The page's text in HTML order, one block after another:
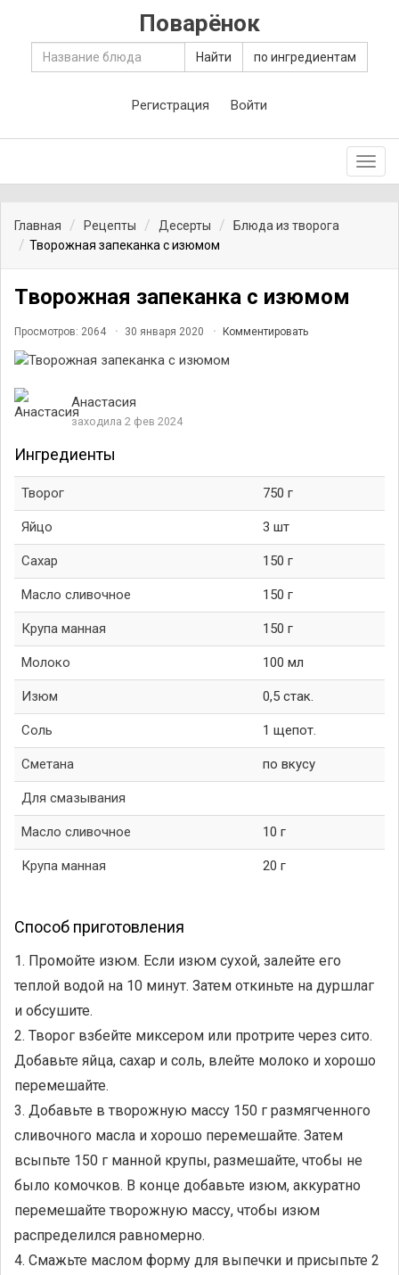
Поварёнок
Найти по ингредиентам
Регистрация Войти
Главная Рецепты Десерты
Блюда из творога
Творожная запеканка с изюмом
Творожная запеканка с изюмом
Просмотров: 2064 30 января 2020 Комментировать
Анастасия
заходила 2 фев 2024
Ингредиенты
Творог 750 г
Яйцо 3 шт
Сахар 150 г
Масло сливочное 150 г
Крупа манная 150 г
Молоко 100 мл
Изюм 0,5 стак.
Соль 1 щепот.
Сметана по вкусу
Для смазывания
Масло сливочное 10 г
Крупа манная 20 г
Способ приготовления
1. Промойте изюм. Если изюм сухой, залейте его
теплой водой на 10 минут. Затем откиньте на дуршлаг
и обсушите.
2. Творог взбейте миксером или протрите через сито.
Добавьте яйца, сахар и соль, влейте молоко и хорошо
перемешайте.
3. Добавьте в творожную массу 150 г размягченного
сливочного масла и хорошо перемешайте. Затем
всыпьте 150 г манной крупы, размешайте, чтобы не
было комочков. В конце добавьте изюм, аккуратно
перемешайте творожную массу, чтобы изюм
распределился равномерно.
4. Смажьте маслом форму для выпечки и присыпьте 2